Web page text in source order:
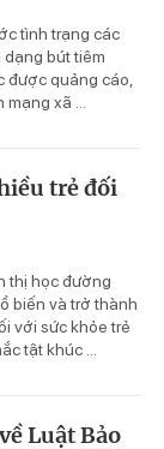
tình trạng các
bút tiêm
được quảng cáo,
xã ...
trẻ đối
thị học đường
biến và trở thành
với sức khỏe trẻ
tật khúc ...
Luật Bảo